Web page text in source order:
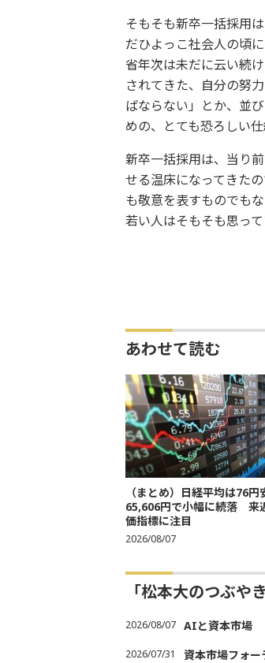
そもそも新卒一括採用
だひよっこ社会人の頃
省年次は未だに云い続
されてきた、自分の努
ばならない」とか、並
めの、とても恐ろしい
新卒一括採用は、当り
せる温床になってきた
も敬意を表すものでも
若い人はそもそも思っ
あわせて読む
（まとめ）日経平均は76円
65,606円で小幅に続落 来
価指標に注目
2026/08/07
「松本大のつぶや
2026/08/07 AIと資本市場
2026/07/31 資本市場フォー